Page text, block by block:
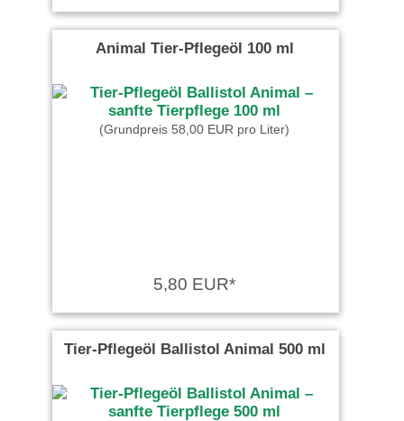
Animal Tier-Pflegeöl 100 ml
(Grundpreis 58,00 EUR pro Liter)
5,80 EUR*
Tier-Pflegeöl Ballistol Animal 500 ml